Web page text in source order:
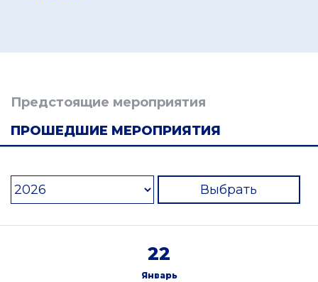
Предстоящие мероприятия
ПРОШЕДШИЕ МЕРОПРИЯТИЯ
Выбрать
22
Январь